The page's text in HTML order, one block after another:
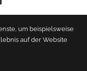
um beispielsweise
auf der Website